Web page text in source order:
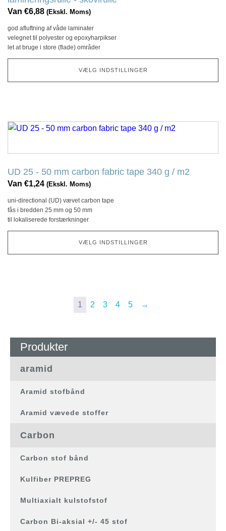
Produkter
aramid
Aramid stofbånd
Aramid vævede stoffer
Carbon
Carbon stof bånd
Kulfiber PREPREG
Multiaxialt kulstofstof
Carbon Bi-aksial +/- 45 stof
Van €6,88 (Ekskl. Moms)
god afluftning af våde laminater
velegnet til polyester og epoxyharpikser
let at bruge i store (flade) områder
VÆLG INDSTILLINGER
variationer.
mulighed
kan
produktsiden
UD 25 - 50 mm carbon fabric tape 340 g / m2
Van €1,24 (Ekskl. Moms)
uni-directional (UD) vævet carbon tape
fås i bredden 25 mm og 50 mm
til lokaliserede forstærkninger
VÆLG INDSTILLINGER
Dette
har
variationer.
mulighed
kan
produktsiden
1 2 3 4 5 →